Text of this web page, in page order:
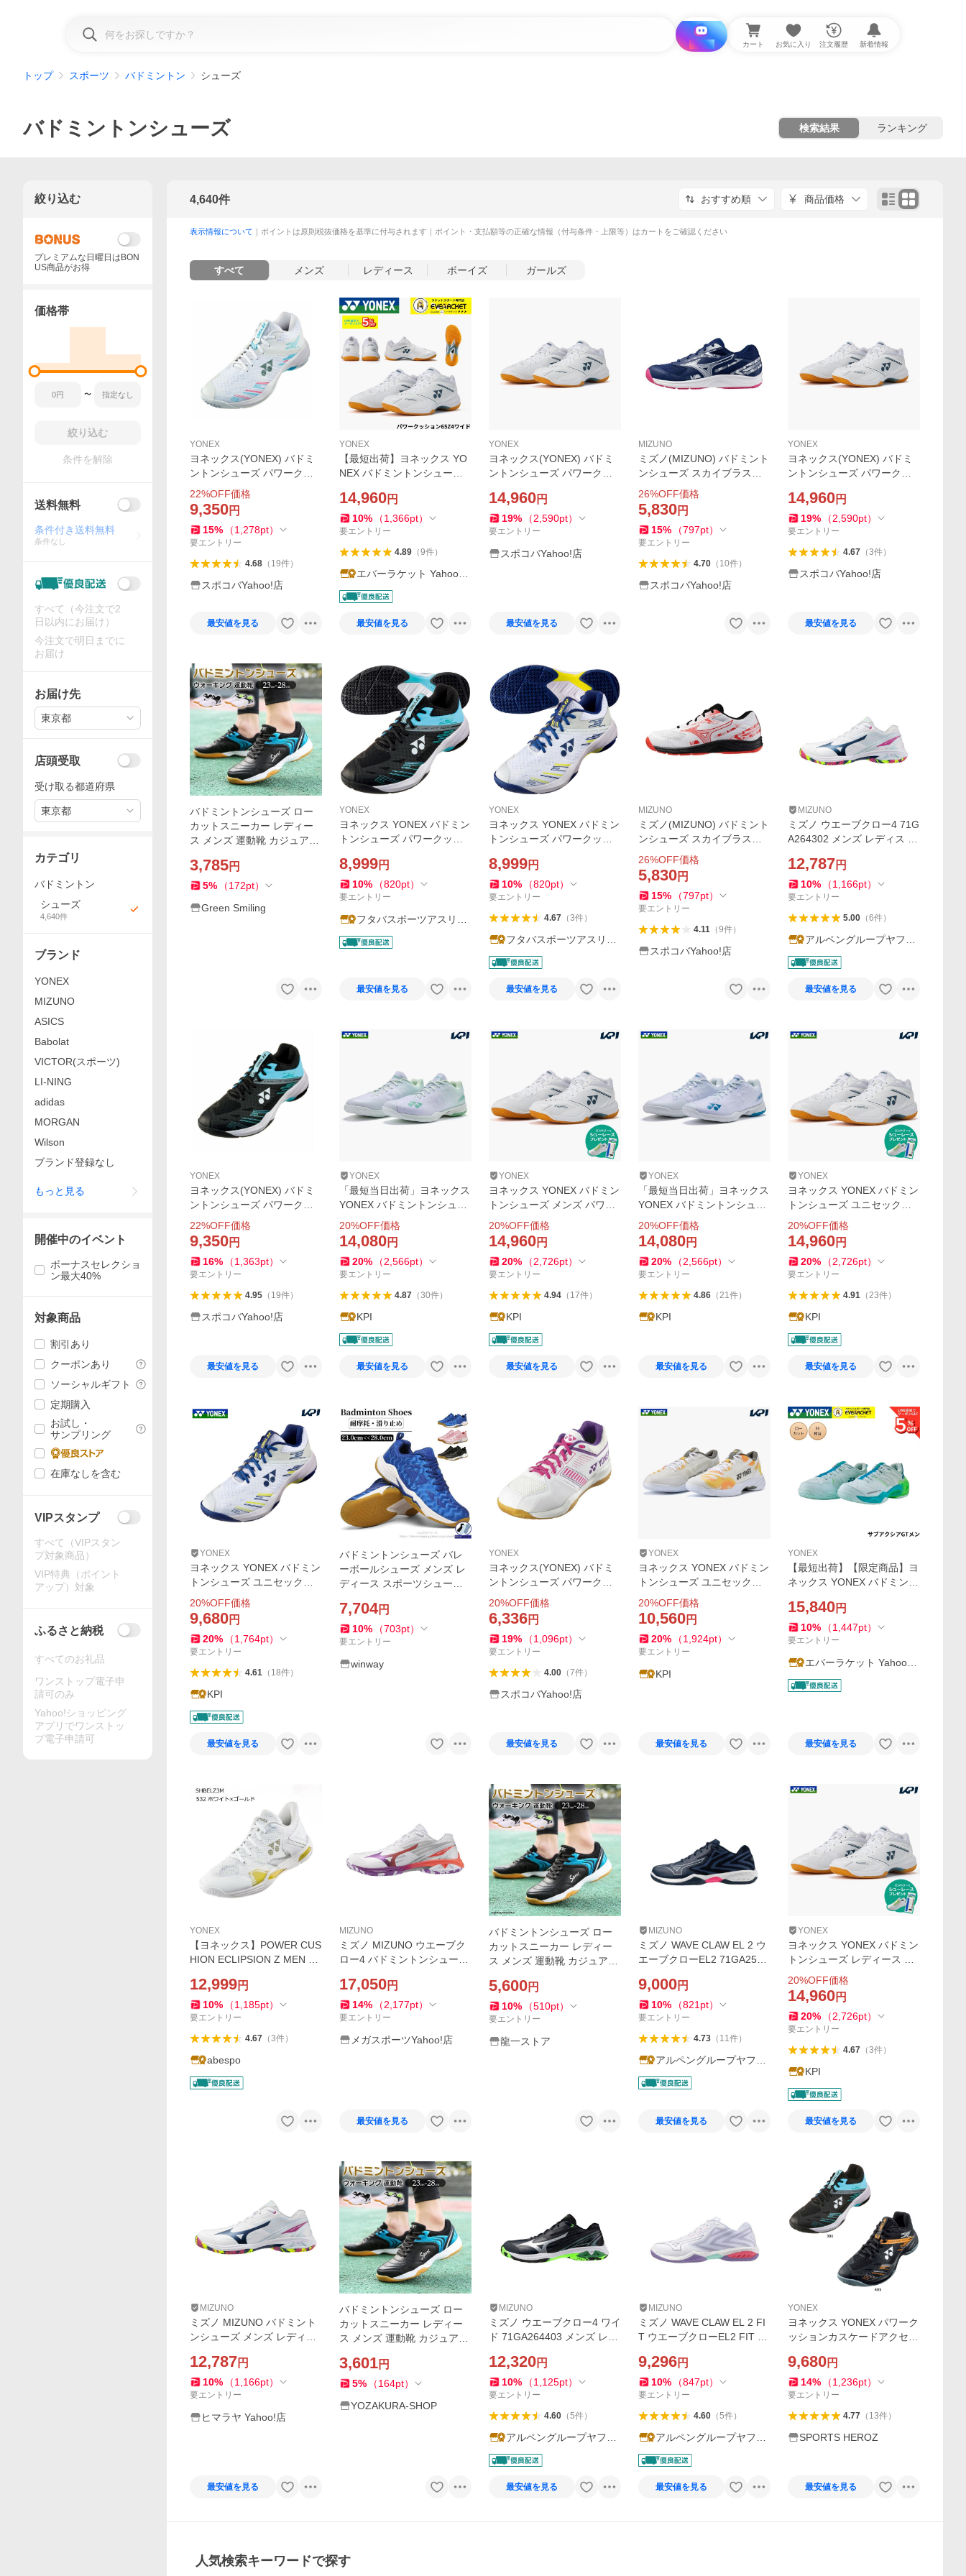
i と探す カート お気に入り 注文履歴 新着情報
トップ スポーツ バドミントン シューズ
バドミントンシューズ 検索結果 ランキング
4,640件 おすすめ順 商品価格
表示情報について ｜ポイントは原則税抜価格を基準に付与されます｜ポイント・支払額等の正確な情報（付与条件・上限等）はカートをご確認ください
すべて メンズ レディース ボーイズ ガールズ
YONEX
ヨネックス(YONEX) バドミ
ントンシューズ パワークッ
ション カスケードアクセル
ミッド SHBCA1MD-175
22%OFF価格
9,350円
15% （1,278pt）
要エントリー
4.68（ 19件）
スポコバYahoo!店
最安値を見る
YONEX
【最短出荷】ヨネックス YO
NEX バドミントンシューズ
ド SHB65Z4W1 4Eワイド 定
番 王道 A-7 B-11
14,960円
10% （1,366pt）
要エントリー
4.89（9件）
エバーラケット Yahoo!
店
最安値を見る
YONEX
ヨネックス(YONEX) バドミ
ントンシューズ パワークッ
4W1-011
14,960円
19% （2,590pt）
要エントリー
スポコバYahoo!店
最安値を見る
MIZUNO
ミズノ(MIZUNO) バドミント
ンシューズ スカイブラスタ
ー4 71GA253302
26%OFF価格
5,830円
15% （797pt）
要エントリー
4.70（ 10件）
スポコバYahoo!店
YONEX
ヨネックス(YONEX) バドミ
ントンシューズ パワークッ
1-011
14,960円
19% （2,590pt）
要エントリー
4.67（3件）
スポコバYahoo!店
最安値を見る
バドミントンシューズ ロー
カットスニーカー レディー
ス メンズ 運動靴 カジュアル
ッポン スポーツ ランニング
シューズ
3,785円
5% （172pt）
Green Smiling
YONEX
ヨネックス YONEX バドミン
トンシューズ パワークッシ
ド SHBCA1W-381 バドシュ
ーズ 4E ブラック
8,999円
10% （820pt）
要エントリー
フタバスポーツアスリー
ト店
最安値を見る
YONEX
ヨネックス YONEX バドミン
トンシューズ パワークッシ
BCA1-100 バドシューズ 3E
ホワイト
8,999円
10% （820pt）
要エントリー
4.67（3件）
フタバスポーツアスリー
ト店
最安値を見る
MIZUNO
ミズノ(MIZUNO) バドミント
ンシューズ スカイブラスタ
ー4 71GA253301
26%OFF価格
5,830円
15% （797pt）
要エントリー
4.11（9件）
スポコバYahoo!店
MIZUNO
ミズノ ウエーブクロー4 71G
A264302 メンズ レディス バ
ワイト×ペールブルー MIZUN
O
12,787円
10% （1,166pt）
要エントリー
5.00（6件）
アルペングループヤフー
店
最安値を見る
YONEX
ヨネックス(YONEX) バドミ
ントンシューズ パワークッ
ション カスケードアクセル
ワイド SHBCA1W-381
22%OFF価格
9,350円
16% （1,363pt）
要エントリー
4.95（ 19件）
スポコバYahoo!店
最安値を見る
YONEX
「最短当日出荷」ヨネックス
YONEX バドミントンシュー
ズ ユニセックス パワークッ
ション エアラスZ ワイド AE
RUS Z SHBAZ2W-136
20%OFF価格
14,080円
20% （2,566pt）
要エントリー
4.87（30件）
KPI
最安値を見る
YONEX
ヨネックス YONEX バドミン
トンシューズ メンズ パワー
クッション65Z メン SHB65Z
4M1-011「エントリーでシュ
ーレースプレゼント」
20%OFF価格
14,960円
20% （2,726pt）
要エントリー
4.94（ 17件）
KPI
最安値を見る
YONEX
「最短当日出荷」ヨネックス
YONEX バドミントンシュー
ズ メンズ パワークッション
エアラスZ メン AERUS Z SH
BAZ2M-207
20%OFF価格
14,080円
20% （2,566pt）
要エントリー
4.86（21件）
KPI
最安値を見る
YONEX
ヨネックス YONEX バドミン
トンシューズ ユニセックス
パワークッション65Z ワイド
SHB65Z4W1-011「エントリ
ーでシューレースプレゼン
ト」
20%OFF価格
14,960円
20% （2,726pt）
要エントリー
4.91（23件）
KPI
最安値を見る
YONEX
ヨネックス YONEX バドミン
トンシューズ ユニセックス
POWER CUSHION CASCAD
E ACCEL パワークッション
カスケードアクセル SHBCA
1-100
20%OFF価格
9,680円
20% （1,764pt）
要エントリー
4.61（ 18件）
KPI
最安値を見る
バドミントンシューズ バレ
ーボールシューズ メンズ レ
ディース スポーツシューズ
館 室内スポーツ ジュニア 滑
り止め 通気
7,704円
10% （703pt）
要エントリー
winway
YONEX
ヨネックス(YONEX) バドミ
ントンシューズ パワークッ
ション ストライダーフロー
SHBSF1-062
20%OFF価格
6,336円
19% （1,096pt）
要エントリー
4.00（7件）
スポコバYahoo!店
最安値を見る
YONEX
ヨネックス YONEX バドミン
トンシューズ ユニセックス
CASCADE ACCEL MID パワ
ークッション カスケードア
クセルミッド SHBCA2MD-3
86 8月下旬発売予定※予約
20%OFF価格
10,560円
20% （1,924pt）
要エントリー
KPI
最安値を見る
YONEX
【最短出荷】【限定商品】ヨ
ネックス YONEX バドミント
メン SHBSG1MY バドミント
ン B-7
15,840円
10% （1,447pt）
要エントリー
エバーラケット Yahoo!
店
最安値を見る
YONEX
【ヨネックス】POWER CUS
HION ECLIPSION Z MEN パ
ンＺメン/バドミントンシュ
ーズ/YONEX(SHBELZ3M) 53
2 ホワイト×ゴールド
12,999円
10% （1,185pt）
要エントリー
4.67（3件）
abespo
MIZUNO
ミズノ MIZUNO ウエーブク
ロー4 バドミントンシューズ
17,050円
14% （2,177pt）
要エントリー
メガスポーツYahoo!店
最安値を見る
バドミントンシューズ ロー
カットスニーカー レディー
ス メンズ 運動靴 カジュアル
ッポン スポーツ ランニング
シューズ
5,600円
10% （510pt）
要エントリー
龍一ストア
MIZUNO
ミズノ WAVE CLAW EL 2 ウ
エーブクローEL2 71GA2583
トン シューズ 3E : ネイビー
MIZUNO
9,000円
10% （821 pt）
要エントリー
4.73（ 11件）
アルペングループヤフー
店
最安値を見る
YONEX
ヨネックス YONEX バドミン
トンシューズ レディース パ
ワークッション65Z ウィメン
SHB65Z4L1-011「エントリ
ーでシューレースプレゼン
ト」
20%OFF価格
14,960円
20% （2,726pt）
要エントリー
4.67（3件）
KPI
最安値を見る
MIZUNO
ミズノ MIZUNO バドミント
ンシューズ メンズ レディー
LAW 4 71GA264302
12,787円
10% （1,166pt）
要エントリー
ヒマラヤ Yahoo!店
最安値を見る
バドミントンシューズ ロー
カットスニーカー レディー
ス メンズ 運動靴 カジュアル
ッポン スポーツ ランニング
シューズ
3,601円
5% （164pt）
YOZAKURA-SHOP
MIZUNO
ミズノ ウエーブクロー4 ワイ
ド 71GA264403 メンズ レデ
4E : ブラック×グリーン MIZ
UNO
12,320円
10% （1,125pt）
要エントリー
4.60（5件）
アルペングループヤフー
店
最安値を見る
MIZUNO
ミズノ WAVE CLAW EL 2 FI
T ウエーブクローEL2 FIT 71
バドミントン シューズ 2E :
ホワイト×パープル MIZUNO
9,296円
10% （847pt）
要エントリー
4.60（5件）
アルペングループヤフー
店
最安値を見る
YONEX
ヨネックス YONEX パワーク
ッションカスケードアクセル
ズ 衝撃吸収 反発性 軽量 クッ
ション性 4Eワイド設計 ロー
カット 通
9,680円
14% （1,236pt）
要エントリー
4.77（ 13件）
SPORTS HEROZ
最安値を見る
人気検索キーワードで探す
絞り込む
プレミアムな日曜日はBON
US商品がお得
価格帯
〜
絞り込む
条件を解除
送料無料
条件付き送料無料
条件なし
すべて（今注文で2
日以内にお届け）
今注文で明日までに
お届け
お届け先
東京都
店頭受取
受け取る都道府県
東京都
カテゴリ
バドミントン
シューズ
4,640件
ブランド
YONEX
MIZUNO
ASICS
Babolat
VICTOR(スポーツ)
LI-NING
adidas
MORGAN
Wilson
ブランド登録なし
もっと見る
開催中のイベント
ボーナスセレクショ
ン最大40%
対象商品
割引あり
クーポンあり
ソーシャルギフト
定期購入
お試し・
サンプリング
在庫なしを含む
VIPスタンプ
すべて（VIPスタン
プ対象商品）
VIP特典（ポイント
アップ）対象
ふるさと納税
すべてのお礼品
ワンストップ電子申
請可のみ
Yahoo!ショッピング
アプリでワンストッ
プ電子申請可